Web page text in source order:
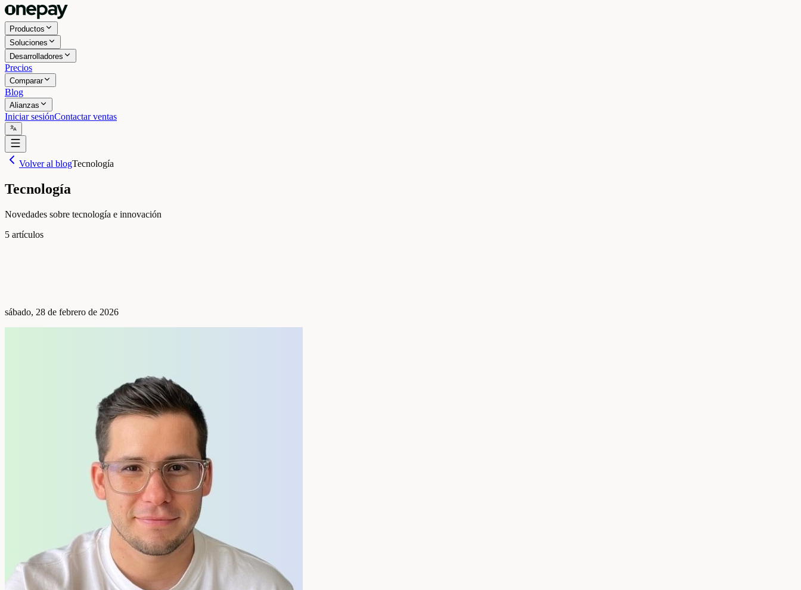
Productos
Soluciones
Desarrolladores
Precios
Comparar
Blog
Alianzas
Iniciar sesiónContactar ventas
Volver al blogTecnología
Tecnología
Novedades sobre tecnología e innovación
5 artículos
sábado, 28 de febrero de 2026